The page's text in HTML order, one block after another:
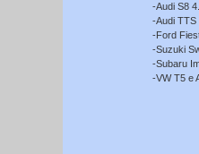
-Audi S8
-Audi TTS
-Ford
-Suzuki
-Subaru
-VW T5 e